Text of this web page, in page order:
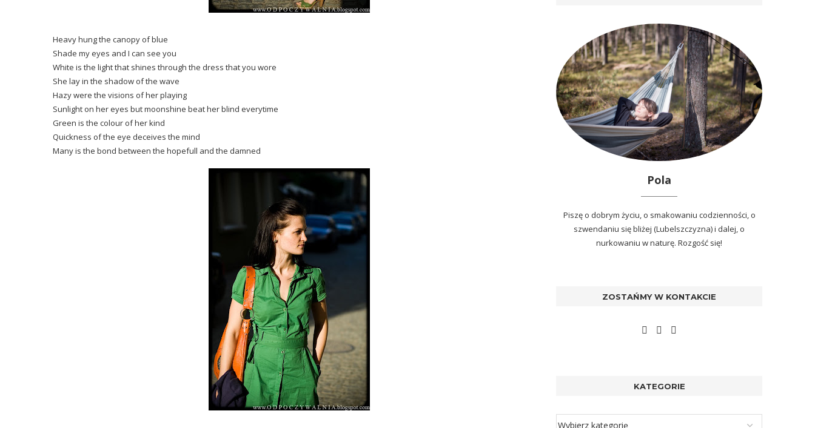
Heavy hung the canopy of blue
Shade my eyes and I can see you
White is the light that shines through the dress that you wore
She lay in the shadow of the wave
Hazy were the visions of her playing
Sunlight on her eyes but moonshine beat her blind everytime
Green is the colour of her kind
Quickness of the eye deceives the mind
Many is the bond between the hopefull and the damned
Pola
Piszę o dobrym życiu, o smakowaniu codzienności, o
szwendaniu się bliżej (Lubelszczyzna) i dalej, o
nurkowaniu w naturę. Rozgość się!
ZOSTAŃMY W KONTAKCIE
KATEGORIE